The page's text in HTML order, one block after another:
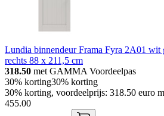
Lundia binnendeur Frama Fyra 2A01 wit
rechts 88 x 211,5 cm
318.50 met GAMMA Voordeelpas
30% korting30% korting
30% korting, voordeelprijs: 318.50 euro
455.00